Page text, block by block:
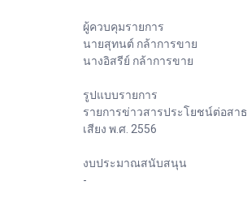
ผู้ควบคุมรายการ
นายสุทนต์ กล้าการขาย
นางอิสรีย์ กล้าการขาย
รูปแบบรายการ
รายการข่าวสารประโยชน์ต่อสา
เสียง พ.ศ. 2556
งบประมาณสนับสนุน
-